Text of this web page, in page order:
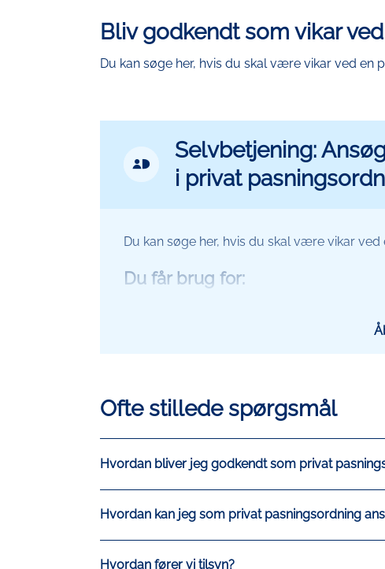
Søg om godkendelse som privat
Bliv godkendt som vikar
Du kan søge her, hvis du skal være vikar ved en
MitId
Ikon
Selvbetjening:
i privat
Du kan søge her, hvis du skal være vikar
Du får brug for:
Ofte stillede spørgsmål
Hvordan bliver jeg godkendt som privat
Hvordan kan jeg som privat pasningsordning
Hvordan fører vi tilsyn?